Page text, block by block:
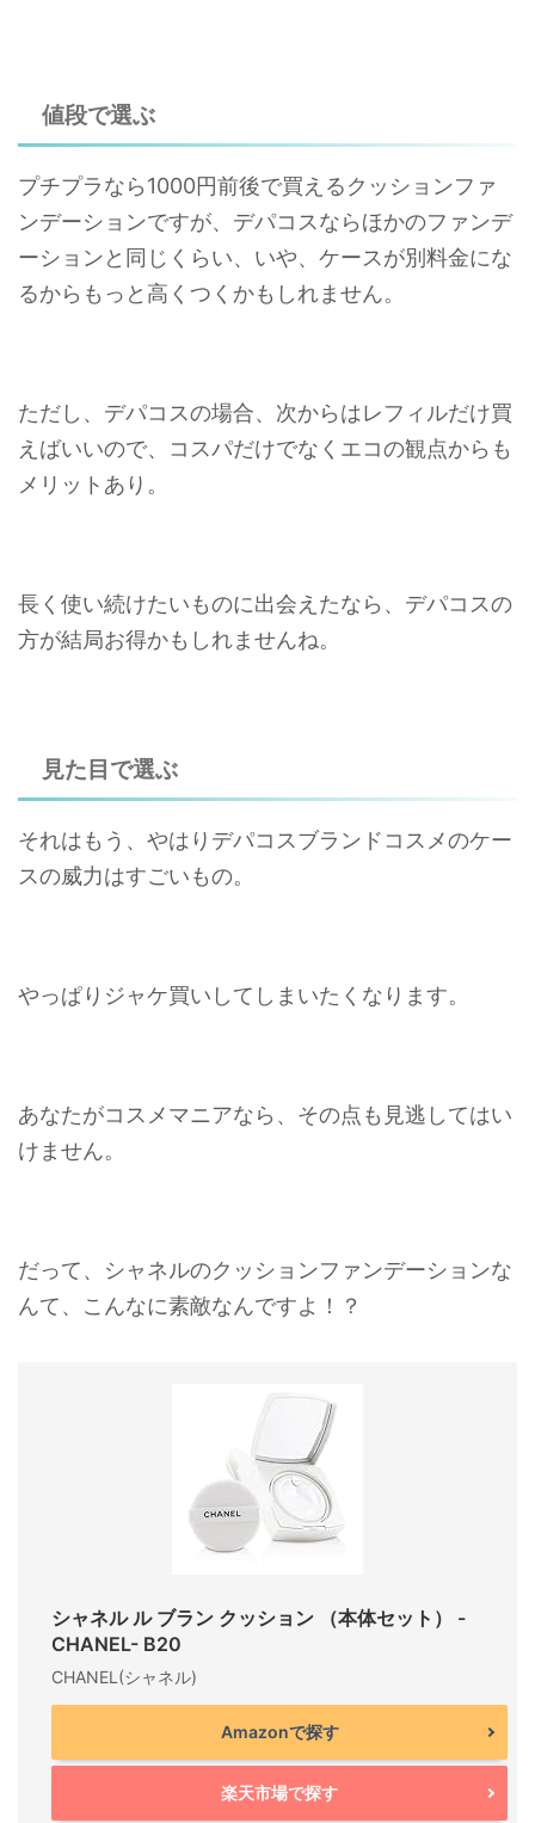
値段で選ぶ
プチプラなら1000円前後で買えるクッションファ
ンデーションですが、デパコスならほかのファンデ
ーションと同じくらい、いや、ケースが別料金にな
るからもっと高くつくかもしれません。
ただし、デパコスの場合、次からはレフィルだけ買
えばいいので、コスパだけでなくエコの観点からも
メリットあり。
長く使い続けたいものに出会えたなら、デパコスの
方が結局お得かもしれませんね。
見た目で選ぶ
それはもう、やはりデパコスブランドコスメのケー
スの威力はすごいもの。
やっぱりジャケ買いしてしまいたくなります。
あなたがコスメマニアなら、その点も見逃してはい
けません。
だって、シャネルのクッションファンデーションな
んて、こんなに素敵なんですよ！？
シャネル ル ブラン クッション （本体セット） -
CHANEL- B20
CHANEL(シャネル)
Amazonで探す
楽天市場で探す